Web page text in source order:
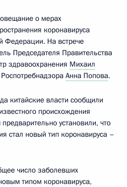
о мерах
коронавируса
Федерации. На встрече
Председателя Правительства
здравоохранения Михаил
Анна Попова.
китайские власти сообщили
происхождения
установили, что
стал новый тип коронавируса –
число заболевших
типом коронавируса,